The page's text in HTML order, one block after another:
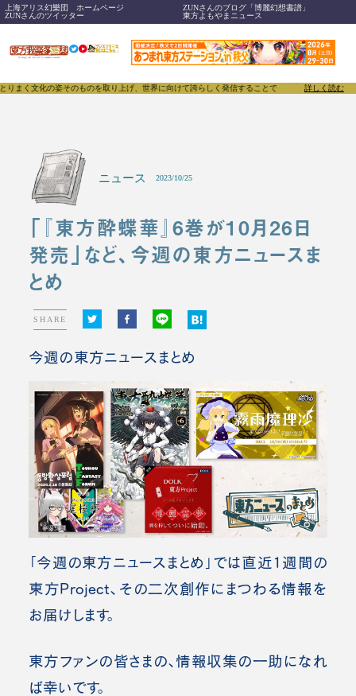
上海アリス幻樂団 ホームページ
ZUNさんのブログ「博麗幻想書譜」
ZUNさんのツイッター
東方よもやまニュース
そのものを取り上げ、世界に向けて誇らしく発信することで、東方Projectのみならず「同人
詳しく読む
ニュース 2023/10/25
「『東方酔蝶華』6巻が10月26日
発売」など、今週の東方ニュースま
とめ
SHARE
今週の東方ニュースまとめ
「今週の東方ニュースまとめ」では直近1週間の
東方Project、その二次創作にまつわる情報を
お届けします。
東方ファンの皆さまの、情報収集の一助になれ
ば幸いです。